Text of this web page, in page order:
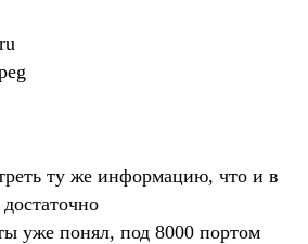
ту же информацию, что и в
уже понял, под 8000 портом